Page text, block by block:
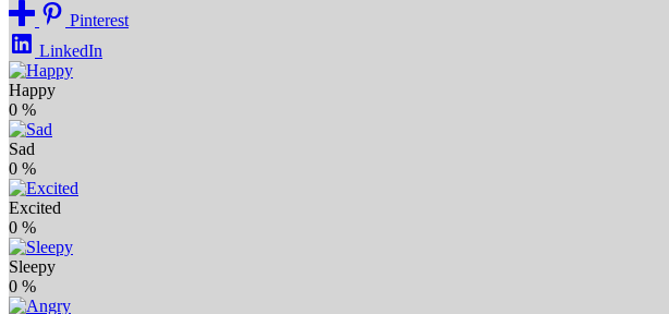
Pinterest
LinkedIn
Happy
0 %
Sad
0 %
Excited
0 %
Sleepy
0 %